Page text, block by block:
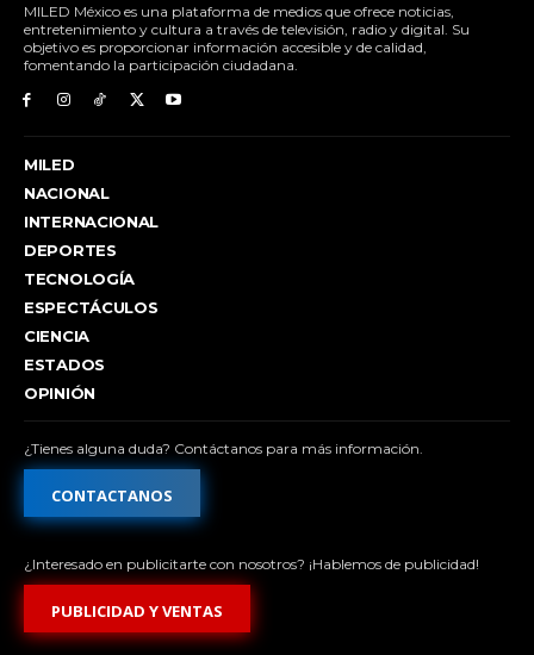
MILED México es una plataforma de medios que ofrece noticias,
entretenimiento y cultura a través de televisión, radio y digital. Su
objetivo es proporcionar información accesible y de calidad,
fomentando la participación ciudadana.
MILED
NACIONAL
INTERNACIONAL
DEPORTES
TECNOLOGÍA
ESPECTÁCULOS
CIENCIA
ESTADOS
OPINIÓN
¿Tienes alguna duda? Contáctanos para más información.
CONTACTANOS
¿Interesado en publicitarte con nosotros? ¡Hablemos de publicidad!
PUBLICIDAD Y VENTAS